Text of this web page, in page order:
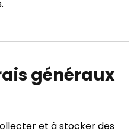
généraux
et à stocker des